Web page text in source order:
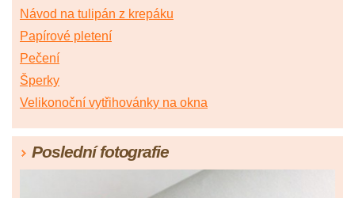
Návod na tulipán z krepáku
Papírové pletení
Pečení
Šperky
Velikonoční vytřihovánky na okna
Poslední fotografie